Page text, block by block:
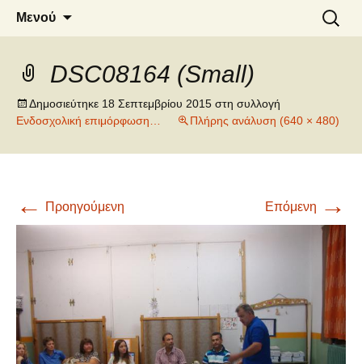
6o ΔΗΜΟΤΙΚΟ ΣΧΟΛΕΙΟ
ΝΑΟΥΣΑΣ
Μενού
για:
DSC08164 (Small)
Δημοσιεύτηκε 18 Σεπτεμβρίου 2015 στη συλλογή
Ενδοσχολική επιμόρφωση…
Πλήρης ανάλυση (640 × 480)
← Προηγούμενη Επόμενη →